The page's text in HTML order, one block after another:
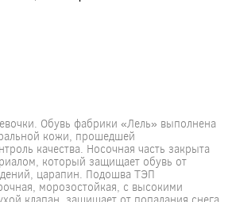
Обувь фабрики «Лель» выполнена
кожи, прошедшей
качества. Носочная часть закрыта
который защищает обувь от
царапин. Подошва ТЭП
морозостойкая, с высокими